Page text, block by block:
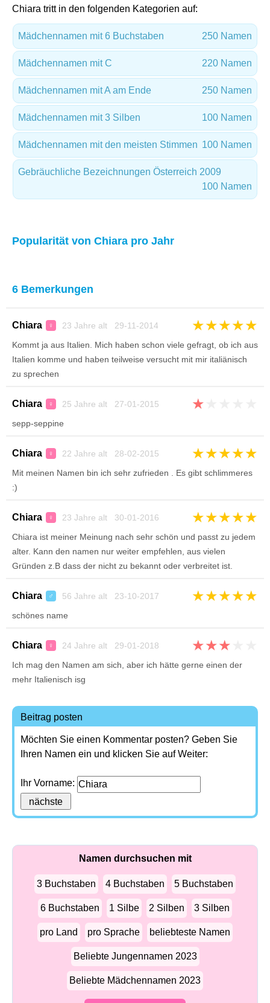
Chiara tritt in den folgenden Kategorien auf:
Mädchennamen mit 6 Buchstaben 250 Namen
Mädchennamen mit C 220 Namen
Mädchennamen mit A am Ende 250 Namen
Mädchennamen mit 3 Silben 100 Namen
Mädchennamen mit den meisten Stimmen 100 Namen
Gebräuchliche Bezeichnungen Österreich 2009
100 Namen
Popularität von Chiara pro Jahr
6 Bemerkungen
Chiara ♀ 23 Jahre alt 29-11-2014 ★★★★★
Kommt ja aus Italien. Mich haben schon viele gefragt, ob ich aus
Italien komme und haben teilweise versucht mit mir italiänisch
zu sprechen
Chiara ♀ 25 Jahre alt 27-01-2015 ★
sepp-seppine
Chiara ♀ 22 Jahre alt 28-02-2015 ★★★★★
Mit meinen Namen bin ich sehr zufrieden . Es gibt schlimmeres
:)
Chiara ♀ 23 Jahre alt 30-01-2016 ★★★★★
Chiara ist meiner Meinung nach sehr schön und passt zu jedem
alter. Kann den namen nur weiter empfehlen, aus vielen
Gründen z.B dass der nicht zu bekannt oder verbreitet ist.
Chiara ♂ 56 Jahre alt 23-10-2017 ★★★★★
schönes name
Chiara ♀ 24 Jahre alt 29-01-2018 ★★★
Ich mag den Namen am sich, aber ich hätte gerne einen der
mehr Italienisch isg
Beitrag posten
Möchten Sie einen Kommentar posten? Geben Sie
Ihren Namen ein und klicken Sie auf Weiter:
Ihr Vorname:
Namen durchsuchen mit
3 Buchstaben 4 Buchstaben 5 Buchstaben
6 Buchstaben 1 Silbe 2 Silben 3 Silben
pro Land pro Sprache beliebteste Namen
Beliebte Jungennamen 2023
Beliebte Mädchennamen 2023